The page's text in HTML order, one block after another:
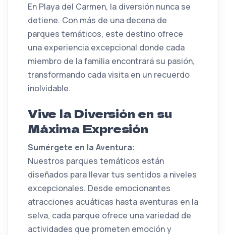
En Playa del Carmen, la diversión nunca se
detiene. Con más de una decena de
parques temáticos, este destino ofrece
una experiencia excepcional donde cada
miembro de la familia encontrará su pasión,
transformando cada visita en un recuerdo
inolvidable.
Vive la Diversión en su
Máxima Expresión
Sumérgete en la Aventura:
Nuestros parques temáticos están
diseñados para llevar tus sentidos a niveles
excepcionales. Desde emocionantes
atracciones acuáticas hasta aventuras en la
selva, cada parque ofrece una variedad de
actividades que prometen emoción y